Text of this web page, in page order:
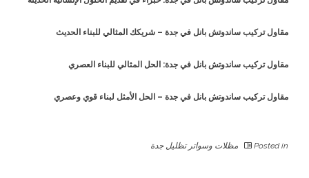
مقاول تركيب ساندوتش بانل في جدة – شريكك المثالي للبناء الحديث
مقاول تركيب ساندوتش بانل في جدة: الحل المثالي للبناء العصري
مقاول تركيب ساندوتش بانل في جدة – الحل الأمثل لبناء قوي وعصري
Posted in مظلات وسواتر تظليل جدة